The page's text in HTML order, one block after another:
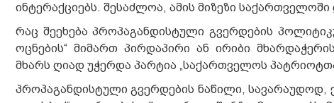
ინტერაქციებს. შესაძლოა, ამის მიზეზი
რაც შეეხება პროპაგანდისტული გვერდების
ოცნების“ მიმართ პირდაპირი ან ირიბი
მხარს ღიად უჭერდა პარტია „საქართველოს
პროპაგანდისტული გვერდების ნაწილი,